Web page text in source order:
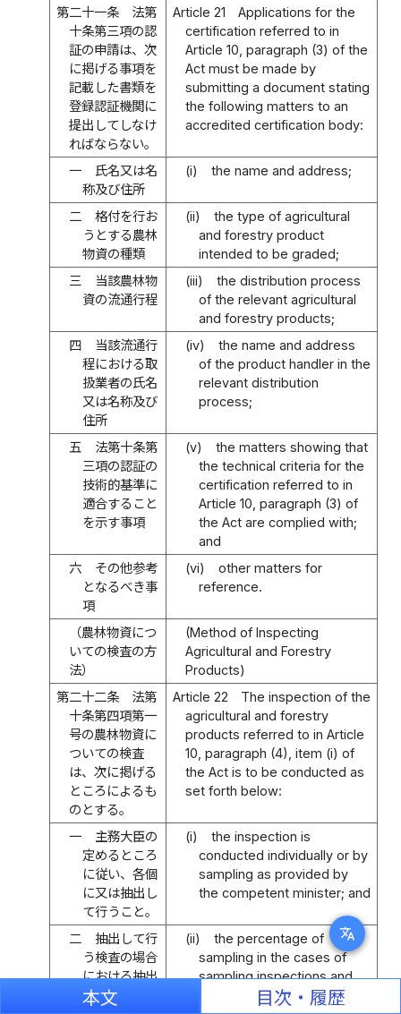
translate
第二十一条
法第
十条第三項の認
証の申請は、次
に掲げる事項を
記載した書類を
登録認証機関に
提出してしなけ
ればならない。
Article 21
Applications for the
certification referred to in
Article 10, paragraph (3) of the
Act must be made by
submitting a document stating
the following matters to an
accredited certification body:
一
氏名又は名
称及び住所
(i) the name and address;
二
格付を行お
うとする農林
物資の種類
(ii)
the type of agricultural
and forestry product
intended to be graded;
三
当該農林物
資の流通行程
(iii)
the distribution process
of the relevant agricultural
and forestry products;
四
当該流通行
程における取
扱業者の氏名
又は名称及び
住所
(iv)
the name and address
of the product handler in the
relevant distribution
process;
五
法第十条第
三項の認証の
技術的基準に
適合すること
を示す事項
(v)
the matters showing that
the technical criteria for the
certification referred to in
Article 10, paragraph (3) of
the Act are complied with;
and
六
その他参考
となるべき事
項
(vi)
other matters for
reference.
（農林物資につ
いての検査の方
法）
(Method of Inspecting
Agricultural and Forestry
Products)
第二十二条
法第
十条第四項第一
号の農林物資に
ついての検査
は、次に掲げる
ところによるも
のとする。
Article 22
The inspection of the
agricultural and forestry
products referred to in Article
10, paragraph (4), item (i) of
the Act is to be conducted as
set forth below:
一
主務大臣の
定めるところ
に従い、各個
に又は抽出し
て行うこと。
(i)
the inspection is
conducted individually or by
sampling as provided by
the competent minister; and
二
抽出して行
う検査の場合
における抽出
の割合及び検
(ii)
the percentage of
sampling in the cases of
sampling inspections and
the grading criteria are as
本文 目次・履歴